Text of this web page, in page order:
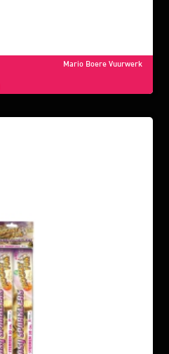
Mario Boere Vuurwerk